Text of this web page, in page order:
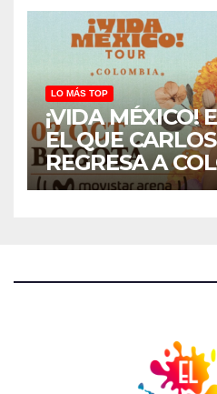
LO MÁS TOP
¡VIDA MÉXICO!
EL QUE
REGRESA A